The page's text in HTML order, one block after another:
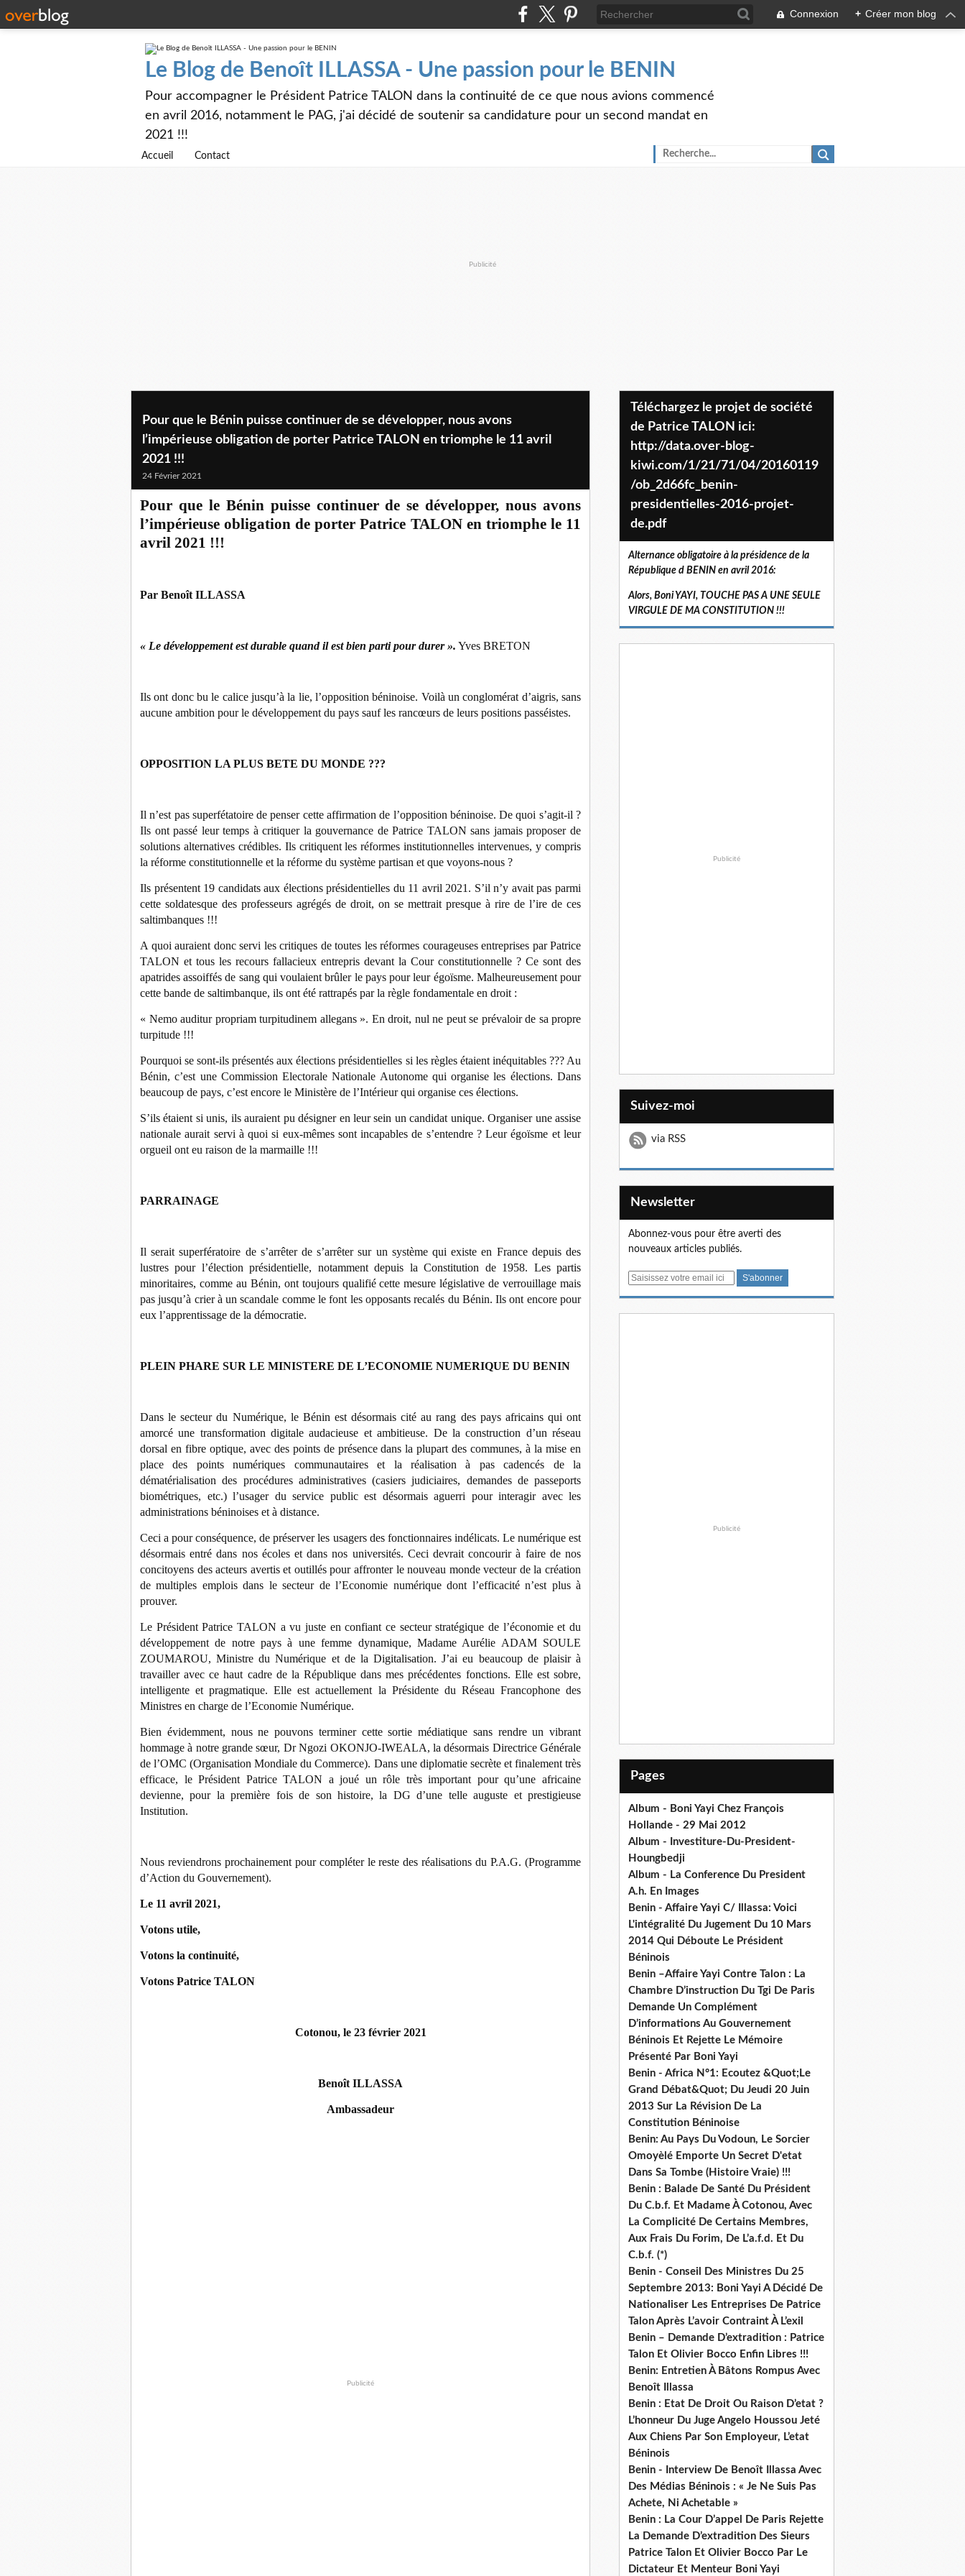
Connexion + Créer mon blog
Le Blog de Benoît ILLASSA - Une passion pour le BENIN
Pour accompagner le Président Patrice TALON dans la continuité de ce que nous avions commencé
en avril 2016, notamment le PAG, j'ai décidé de soutenir sa candidature pour un second mandat en
2021 !!!
Accueil Contact
Publicité
Pour que le Bénin puisse continuer de se développer, nous avons
l’impérieuse obligation de porter Patrice TALON en triomphe le 11 avril
2021 !!!
24 Février 2021
Pour que le Bénin puisse continuer de se développer, nous avons
l’impérieuse obligation de porter Patrice TALON en triomphe le 11
avril 2021 !!!
Par Benoît ILLASSA
« Le développement est durable quand il est bien parti pour durer ». Yves BRETON
Ils ont donc bu le calice jusqu’à la lie, l’opposition béninoise. Voilà un conglomérat d’aigris, sans
aucune ambition pour le développement du pays sauf les rancœurs de leurs positions passéistes.
OPPOSITION LA PLUS BETE DU MONDE ???
Il n’est pas superfétatoire de penser cette affirmation de l’opposition béninoise. De quoi s’agit-il ?
Ils ont passé leur temps à critiquer la gouvernance de Patrice TALON sans jamais proposer de
solutions alternatives crédibles. Ils critiquent les réformes institutionnelles intervenues, y compris
la réforme constitutionnelle et la réforme du système partisan et que voyons-nous ?
Ils présentent 19 candidats aux élections présidentielles du 11 avril 2021. S’il n’y avait pas parmi
cette soldatesque des professeurs agrégés de droit, on se mettrait presque à rire de l’ire de ces
saltimbanques !!!
A quoi auraient donc servi les critiques de toutes les réformes courageuses entreprises par Patrice
TALON et tous les recours fallacieux entrepris devant la Cour constitutionnelle ? Ce sont des
apatrides assoiffés de sang qui voulaient brûler le pays pour leur égoïsme. Malheureusement pour
cette bande de saltimbanque, ils ont été rattrapés par la règle fondamentale en droit :
« Nemo auditur propriam turpitudinem allegans ». En droit, nul ne peut se prévaloir de sa propre
turpitude !!!
Pourquoi se sont-ils présentés aux élections présidentielles si les règles étaient inéquitables ??? Au
Bénin, c’est une Commission Electorale Nationale Autonome qui organise les élections. Dans
beaucoup de pays, c’est encore le Ministère de l’Intérieur qui organise ces élections.
S’ils étaient si unis, ils auraient pu désigner en leur sein un candidat unique. Organiser une assise
nationale aurait servi à quoi si eux-mêmes sont incapables de s’entendre ? Leur égoïsme et leur
orgueil ont eu raison de la marmaille !!!
PARRAINAGE
Il serait superfératoire de s’arrêter de s’arrêter sur un système qui existe en France depuis des
lustres pour l’élection présidentielle, notamment depuis la Constitution de 1958. Les partis
minoritaires, comme au Bénin, ont toujours qualifié cette mesure législative de verrouillage mais
pas jusqu’à crier à un scandale comme le font les opposants recalés du Bénin. Ils ont encore pour
eux l’apprentissage de la démocratie.
PLEIN PHARE SUR LE MINISTERE DE L’ECONOMIE NUMERIQUE DU BENIN
Dans le secteur du Numérique, le Bénin est désormais cité au rang des pays africains qui ont
amorcé une transformation digitale audacieuse et ambitieuse. De la construction d’un réseau
dorsal en fibre optique, avec des points de présence dans la plupart des communes, à la mise en
place des points numériques communautaires et la réalisation à pas cadencés de la
dématérialisation des procédures administratives (casiers judiciaires, demandes de passeports
biométriques, etc.) l’usager du service public est désormais aguerri pour interagir avec les
administrations béninoises et à distance.
Ceci a pour conséquence, de préserver les usagers des fonctionnaires indélicats. Le numérique est
désormais entré dans nos écoles et dans nos universités. Ceci devrait concourir à faire de nos
concitoyens des acteurs avertis et outillés pour affronter le nouveau monde vecteur de la création
de multiples emplois dans le secteur de l’Economie numérique dont l’efficacité n’est plus à
prouver.
Le Président Patrice TALON a vu juste en confiant ce secteur stratégique de l’économie et du
développement de notre pays à une femme dynamique, Madame Aurélie ADAM SOULE
ZOUMAROU, Ministre du Numérique et de la Digitalisation. J’ai eu beaucoup de plaisir à
travailler avec ce haut cadre de la République dans mes précédentes fonctions. Elle est sobre,
intelligente et pragmatique. Elle est actuellement la Présidente du Réseau Francophone des
Ministres en charge de l’Economie Numérique.
Bien évidemment, nous ne pouvons terminer cette sortie médiatique sans rendre un vibrant
hommage à notre grande sœur, Dr Ngozi OKONJO-IWEALA, la désormais Directrice Générale
de l’OMC (Organisation Mondiale du Commerce). Dans une diplomatie secrète et finalement très
efficace, le Président Patrice TALON a joué un rôle très important pour qu’une africaine
devienne, pour la première fois de son histoire, la DG d’une telle auguste et prestigieuse
Institution.
Nous reviendrons prochainement pour compléter le reste des réalisations du P.A.G. (Programme
d’Action du Gouvernement).
Le 11 avril 2021,
Votons utile,
Votons la continuité,
Votons Patrice TALON
Cotonou, le 23 février 2021
Benoît ILLASSA
Ambassadeur
Publicité
Téléchargez le projet de société
de Patrice TALON ici:
http://data.over-blog-
kiwi.com/1/21/71/04/20160119
/ob_2d66fc_benin-
presidentielles-2016-projet-
de.pdf
Alternance obligatoire à la présidence de la
République d BENIN en avril 2016:
Alors, Boni YAYI, TOUCHE PAS A UNE SEULE
VIRGULE DE MA CONSTITUTION !!!
Publicité
Suivez-moi
via RSS
Newsletter
Abonnez-vous pour être averti des
nouveaux articles publiés.
E
Publicité
Pages
Album - Boni Yayi Chez François
Hollande - 29 Mai 2012
Album - Investiture-Du-President-
Houngbedji
Album - La Conference Du President
A.h. En Images
Benin - Affaire Yayi C/ Illassa: Voici
L'intégralité Du Jugement Du 10 Mars
2014 Qui Déboute Le Président
Béninois
Benin –Affaire Yayi Contre Talon : La
Chambre D’instruction Du Tgi De Paris
Demande Un Complément
D’informations Au Gouvernement
Béninois Et Rejette Le Mémoire
Présenté Par Boni Yayi
Benin - Africa N°1: Ecoutez &Quot;Le
Grand Débat&Quot; Du Jeudi 20 Juin
2013 Sur La Révision De La
Constitution Béninoise
Benin: Au Pays Du Vodoun, Le Sorcier
Omoyèlé Emporte Un Secret D'etat
Dans Sa Tombe (Histoire Vraie) !!!
Benin : Balade De Santé Du Président
Du C.b.f. Et Madame À Cotonou, Avec
La Complicité De Certains Membres,
Aux Frais Du Forim, De L’a.f.d. Et Du
C.b.f. (*)
Benin - Conseil Des Ministres Du 25
Septembre 2013: Boni Yayi A Décidé De
Nationaliser Les Entreprises De Patrice
Talon Après L’avoir Contraint À L’exil
Benin – Demande D’extradition : Patrice
Talon Et Olivier Bocco Enfin Libres !!!
Benin: Entretien À Bâtons Rompus Avec
Benoît Illassa
Benin : Etat De Droit Ou Raison D’etat ?
L’honneur Du Juge Angelo Houssou Jeté
Aux Chiens Par Son Employeur, L’etat
Béninois
Benin - Interview De Benoît Illassa Avec
Des Médias Béninois : « Je Ne Suis Pas
Achete, Ni Achetable »
Benin : La Cour D’appel De Paris Rejette
La Demande D’extradition Des Sieurs
Patrice Talon Et Olivier Bocco Par Le
Dictateur Et Menteur Boni Yayi